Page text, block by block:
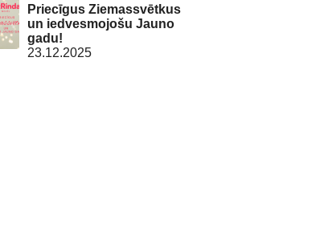
Priecīgus Ziemassvētkus
un iedvesmojošu Jauno
gadu!
23.12.2025